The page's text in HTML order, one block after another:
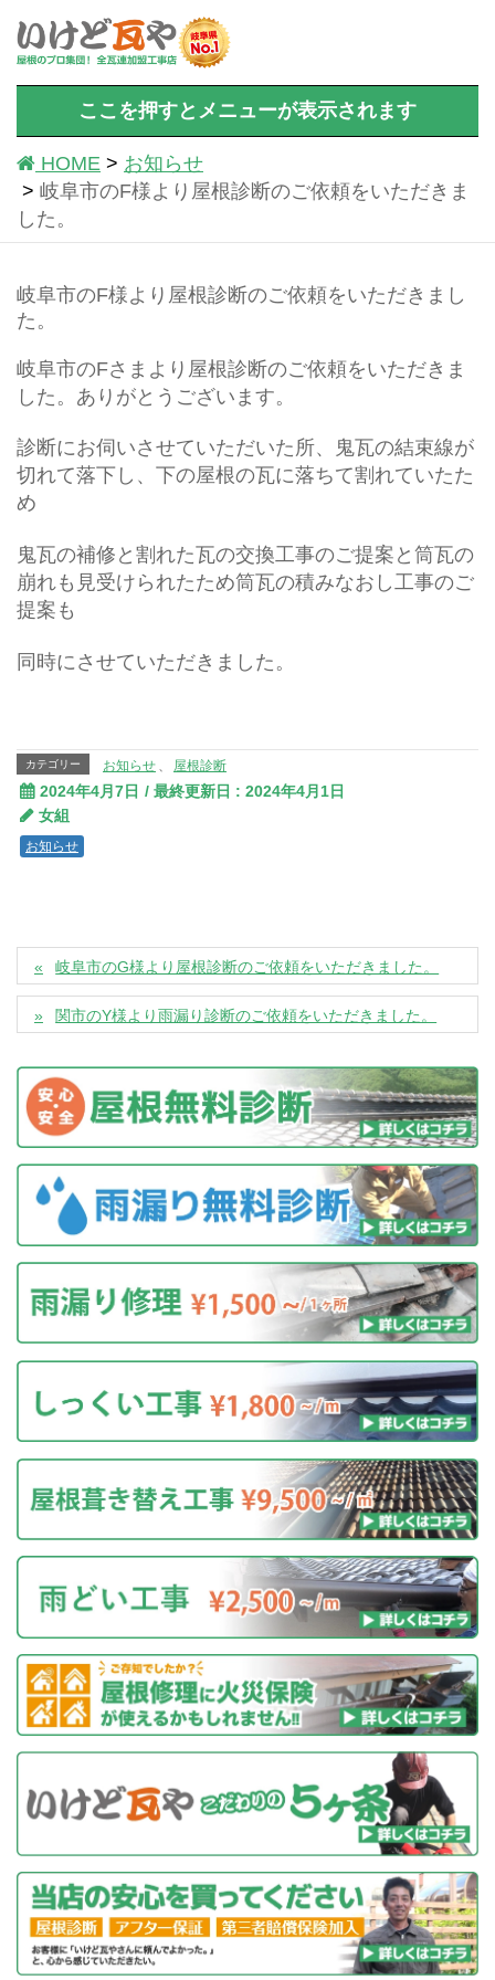
ここを押すとメニューが表示されます
HOME
お知らせ
岐阜市のF様より屋根診断のご依頼をいただきま
した。
岐阜市のF様より屋根診断のご依頼をいただきまし
た。
岐阜市のFさまより屋根診断のご依頼をいただきま
した。ありがとうございます。
診断にお伺いさせていただいた所、鬼瓦の結束線が
切れて落下し、下の屋根の瓦に落ちて割れていたた
め
鬼瓦の補修と割れた瓦の交換工事のご提案と筒瓦の
崩れも見受けられたため筒瓦の積みなおし工事のご
提案も
同時にさせていただきました。
カテゴリー お知らせ 、 屋根診断
2024年4月7日 / 最終更新日 : 2024年4月1日
女組
お知らせ
岐阜市のG様より屋根診断のご依頼をいただきました。
関市のY様より雨漏り診断のご依頼をいただきました。